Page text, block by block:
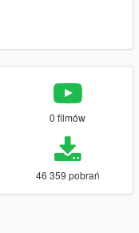
0 filmów
46 359 pobrań